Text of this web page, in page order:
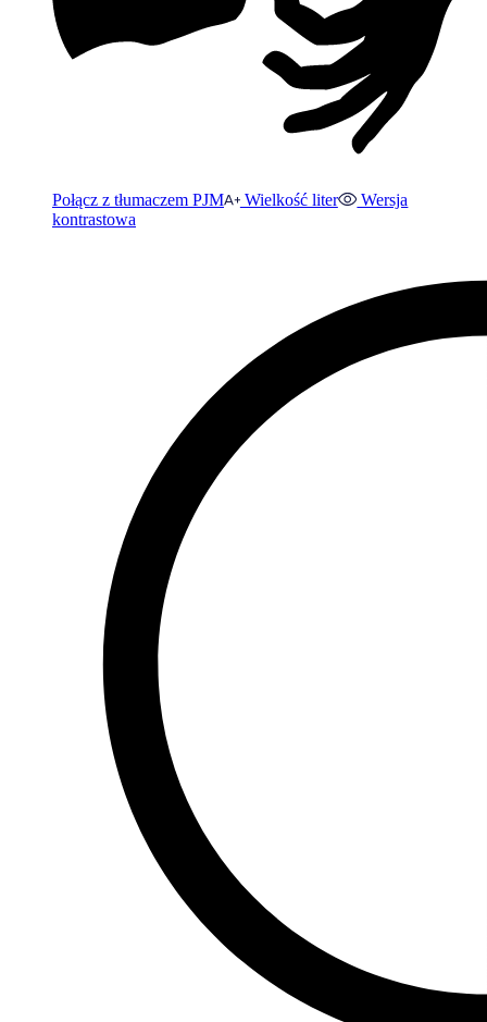
Połącz z tłumaczem PJM Wielkość liter
Wersja
kontrastowa